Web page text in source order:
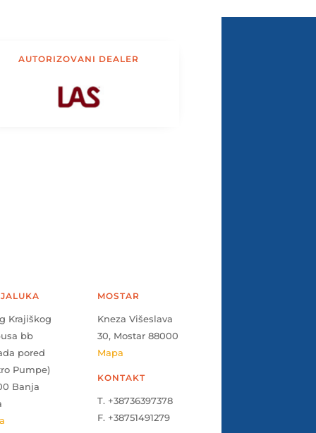
AUTORIZOVANI DEALER
Krajiškog
bb
pored
Pumpe)
Banja
MOSTAR
Kneza Višeslava
30, Mostar 88000
Mapa
KONTAKT
T. +38736397378
F. +38751491279